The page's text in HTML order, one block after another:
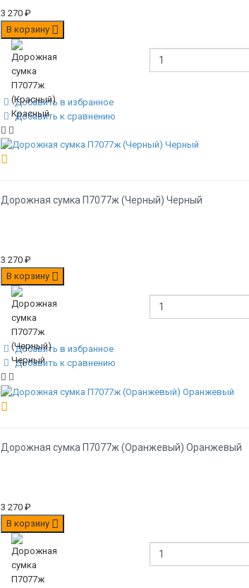
3 270 ₽
В корзину
Добавить в избранное
Добавить к сравнению
Дорожная сумка П7077ж (Черный) Черный
3 270 ₽
В корзину
Добавить в избранное
Добавить к сравнению
Дорожная сумка П7077ж (Оранжевый) Оранжевый
3 270 ₽
В корзину